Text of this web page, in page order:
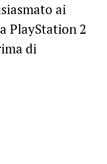
ai
PlayStation 2
di